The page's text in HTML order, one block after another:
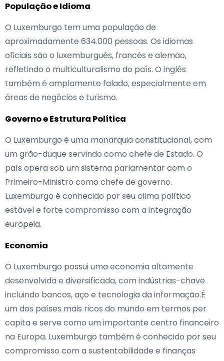
População e Idioma
O Luxemburgo tem uma população de
aproximadamente 634.000 pessoas. Os idiomas
oficiais são o luxemburguês, francês e alemão,
refletindo o multiculturalismo do país. O inglês
também é amplamente falado, especialmente em
áreas de negócios e turismo.
Governo e Estrutura Política
O Luxemburgo é uma monarquia constitucional, com
um grão-duque servindo como chefe de Estado. O
país opera sob um sistema parlamentar com o
Primeiro-Ministro como chefe de governo.
Luxemburgo é conhecido por seu clima político
estável e forte compromisso com a integração
europeia.
Economia
O Luxemburgo possui uma economia altamente
desenvolvida e diversificada, com indústrias-chave
incluindo bancos, aço e tecnologia da informação.É
um dos países mais ricos do mundo em termos per
capita e serve como um importante centro financeiro
na Europa. Luxemburgo também é conhecido por seu
compromisso com a sustentabilidade e finanças